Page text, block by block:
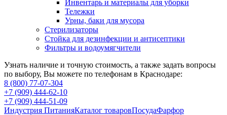
Инвентарь и материалы для уборки
Тележки
Урны, баки для мусора
Стерилизаторы
Стойка для дезинфекции и антисептики
Фильтры и водоумягчители
Узнать наличие и точную стоимость, а также задать вопросы
по выбору, Вы можете по телефонам в Краснодаре:
8 (800) 77-07-304
+7 (909) 444-62-10
+7 (909) 444-51-09
Индустрия ПитанияКаталог товаровПосудаФарфор